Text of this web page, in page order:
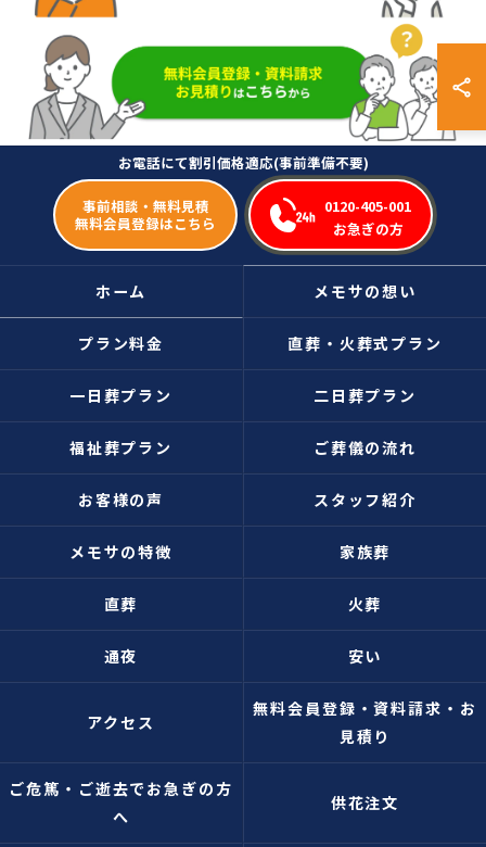
事前相談・無料見積
無料会員登録はこちら
0120-405-001
お急ぎの方
ホーム メモサの想い
プラン料金 直葬・火葬式プラン
一日葬プラン 二日葬プラン
福祉葬プラン ご葬儀の流れ
お客様の声 スタッフ紹介
メモサの特徴 家族葬
直葬 火葬
通夜 安い
アクセス
無料会員登録・資料請求・お
見積り
ご危篤・ご逝去でお急ぎの方
へ
供花注文